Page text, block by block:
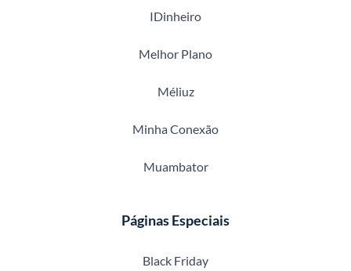
IDinheiro
Melhor Plano
Méliuz
Minha Conexão
Muambator
Páginas Especiais
Black Friday